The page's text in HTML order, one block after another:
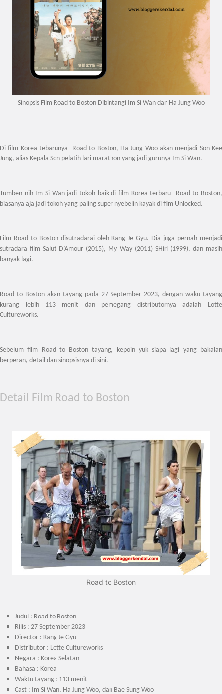
Sinopsis Film Road to Boston Dibintangi Im Si Wan dan Ha Jung Woo
Di film Korea tebarunya Road to Boston, Ha Jung Woo akan menjadi Son Kee
Jung, alias Kepala Son pelatih lari marathon yang jadi gurunya Im Si Wan.
Tumben nih Im Si Wan jadi tokoh baik di film Korea terbaru Road to Boston,
biasanya aja jadi tokoh yang paling super nyebelin kayak di film Unlocked.
Film Road to Boston disutradarai oleh Kang Je Gyu. Dia juga pernah menjadi
sutradara film Salut D’Amour (2015), My Way (2011) SHiri (1999), dan masih
banyak lagi.
Road to Boston akan tayang pada 27 September 2023, dengan waku tayang
kurang lebih 113 menit dan pemegang distributornya adalah Lotte
Cultureworks.
Sebelum film Road to Boston tayang, kepoin yuk siapa lagi yang bakalan
berperan, detail dan sinopsisnya di sini.
Detail Film Road to Boston
Road to Boston
Judul : Road to Boston
Rilis : 27 September 2023
Director : Kang Je Gyu
Distributor : Lotte Cultureworks
Negara : Korea Selatan
Bahasa : Korea
Waktu tayang : 113 menit
Cast : Im Si Wan, Ha Jung Woo, dan Bae Sung Woo